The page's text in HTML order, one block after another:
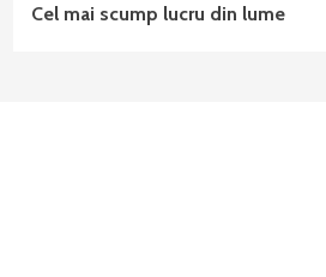
Cel mai scump lucru din lume